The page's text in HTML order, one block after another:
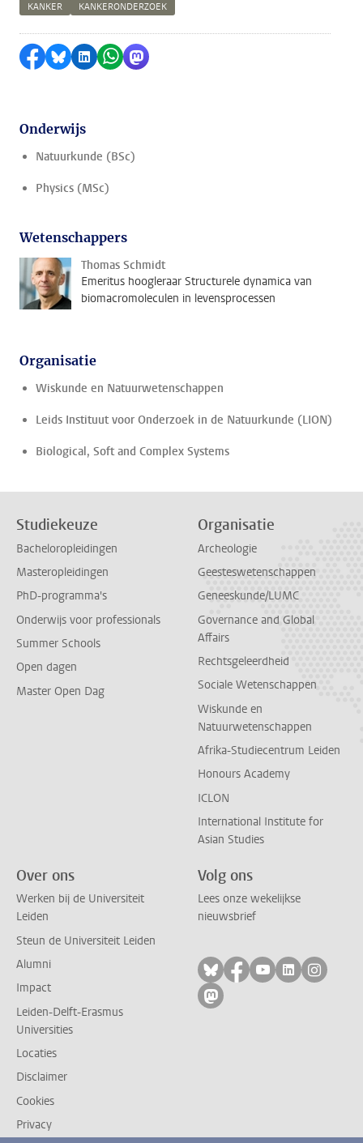
KANKER KANKERONDERZOEK
Delen op Facebook
Delen via Bluesky
Delen op LinkedIn
Delen via WhatsApp
Delen via Mastodon
Onderwijs
Natuurkunde (BSc)
Physics (MSc)
Wetenschappers
Thomas Schmidt
Emeritus hoogleraar Structurele dynamica van
biomacromoleculen in levensprocessen
Organisatie
Wiskunde en Natuurwetenschappen
Leids Instituut voor Onderzoek in de Natuurkunde (LION)
Biological, Soft and Complex Systems
Studiekeuze
Bacheloropleidingen
Masteropleidingen
PhD-programma's
Onderwijs voor professionals
Summer Schools
Open dagen
Master Open Dag
Organisatie
Archeologie
Geesteswetenschappen
Geneeskunde/LUMC
Governance and Global
Affairs
Rechtsgeleerdheid
Sociale Wetenschappen
Wiskunde en
Natuurwetenschappen
Afrika-Studiecentrum Leiden
Honours Academy
ICLON
International Institute for
Asian Studies
Over ons
Werken bij de Universiteit
Leiden
Steun de Universiteit Leiden
Alumni
Impact
Leiden-Delft-Erasmus
Universities
Locaties
Disclaimer
Cookies
Privacy
Volg ons
Lees onze wekelijkse
nieuwsbrief
Volg ons op bluesky
Volg ons op
Volg ons op
Volg ons
Volg
Volg ons op mastodon